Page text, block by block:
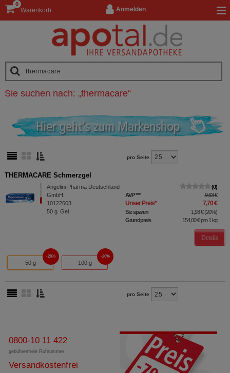
Anmelden
Warenkorb
0
Sie suchen nach: „thermacare“
pro Seite
THERMACARE Schmerzgel
Angelini Pharma Deutschland
GmbH
10122603
50 g Gel
0
AVP*** 9,63 €
Unser Preis* 7,70 €
Sie sparen 1,93 €(20%)
Grundpreis
154,00 €pro 1 kg
Details
50 g
20%
100 g
20%
pro Seite
0800-10 11 422
gebührenfreie Rufnummer
Versandkostenfrei